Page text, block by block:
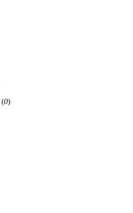
(0)